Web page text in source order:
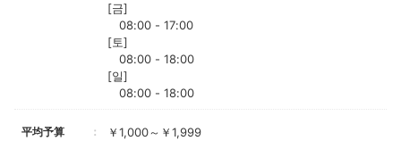
[금]
08:00 - 17:00
[토]
08:00 - 18:00
[일]
08:00 - 18:00
平均予算
￥1,000～￥1,999